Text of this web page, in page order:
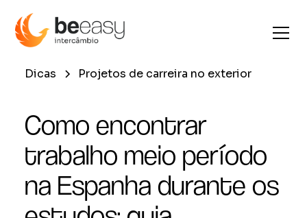
Dicas Projetos de carreira no exterior
Como encontrar
trabalho meio período
na Espanha durante os